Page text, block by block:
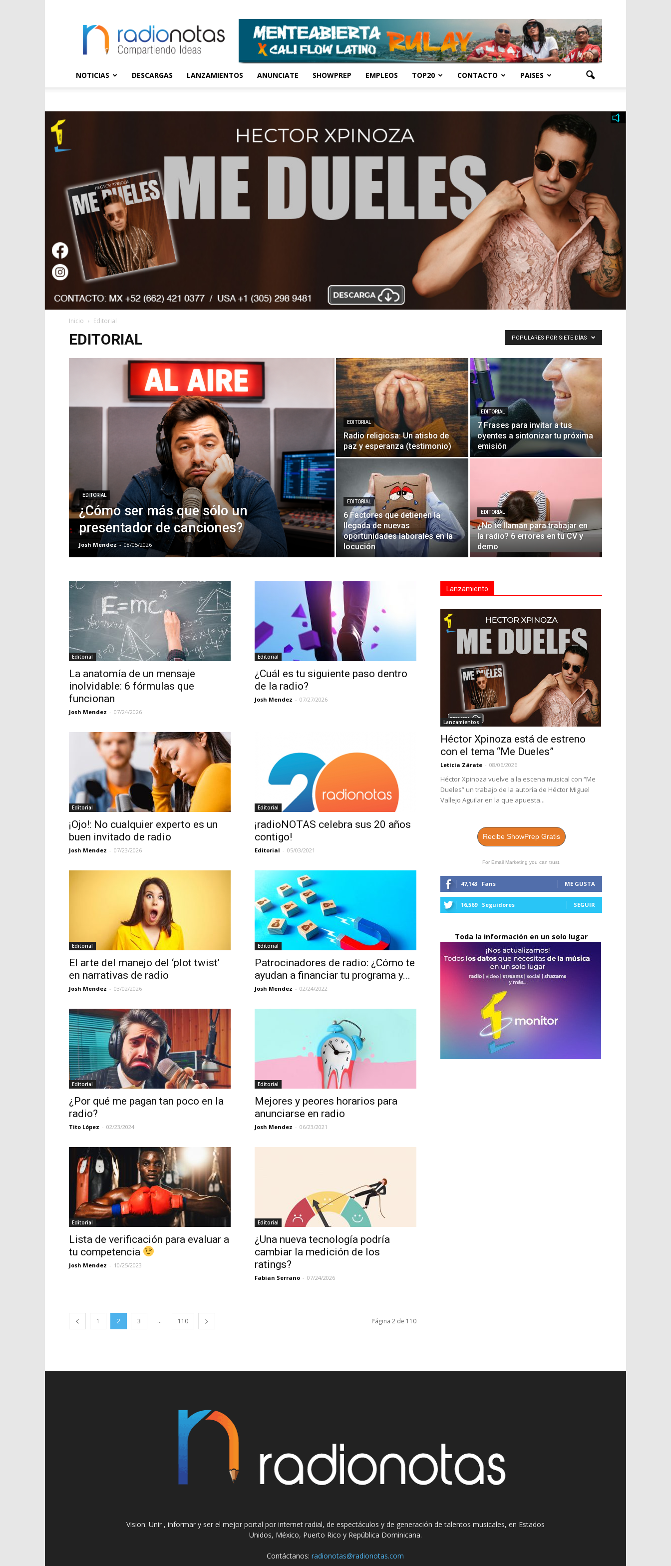
NOTICIAS DESCARGAS LANZAMIENTOS ANUNCIATE SHOWPREP EMPLEOS TOP20 CONTACTO PAISES
Inicio Editorial
EDITORIAL POPULARES POR SIETE DÍAS
EDITORIAL
¿Cómo ser más que sólo un
presentador de canciones?
Josh Mendez - 08/05/2026
EDITORIAL
Radio religiosa: Un atisbo de
paz y esperanza (testimonio)
EDITORIAL
7 Frases para invitar a tus
oyentes a sintonizar tu próxima
emisión
EDITORIAL
6 Factores que detienen la
llegada de nuevas
oportunidades laborales en la
locución
EDITORIAL
¿No te llaman para trabajar en
la radio? 6 errores en tu CV y
demo
Editorial
La anatomía de un mensaje
inolvidable: 6 fórmulas que
funcionan
Josh Mendez - 07/24/2026
Editorial
¿Cuál es tu siguiente paso dentro
de la radio?
Josh Mendez - 07/27/2026
Editorial
¡Ojo!: No cualquier experto es un
buen invitado de radio
Josh Mendez - 07/23/2026
Editorial
¡radioNOTAS celebra sus 20 años
contigo!
Editorial - 05/03/2021
Editorial
El arte del manejo del ‘plot twist’
en narrativas de radio
Josh Mendez - 03/02/2026
Editorial
Patrocinadores de radio: ¿Cómo te
ayudan a financiar tu programa y...
Josh Mendez - 02/24/2022
Editorial
¿Por qué me pagan tan poco en la
radio?
Tito López - 02/23/2024
Editorial
Mejores y peores horarios para
anunciarse en radio
Josh Mendez - 06/23/2021
Editorial
Lista de verificación para evaluar a
tu competencia
Josh Mendez - 10/25/2023
Editorial
¿Una nueva tecnología podría
cambiar la medición de los
ratings?
Fabian Serrano - 07/24/2026
1 2 3 ... 110 Página 2 de 110
Lanzamiento
Lanzamientos
Héctor Xpinoza está de estreno
con el tema “Me Dueles”
Leticia Zárate - 08/06/2026
Héctor Xpinoza vuelve a la escena musical con “Me
Dueles” un trabajo de la autoría de Héctor Miguel
Vallejo Aguilar en la que apuesta...
Recibe ShowPrep Gratis
For Email Marketing you can trust.
47,143 Fans ME GUSTA
16,569 Seguidores SEGUIR
Toda la información en un solo lugar
Vision: Unir , informar y ser el mejor portal por internet radial, de espectáculos y de generación de talentos musicales, en Estados
Unidos, México, Puerto Rico y República Dominicana.
Contáctanos:radionotas@radionotas.com